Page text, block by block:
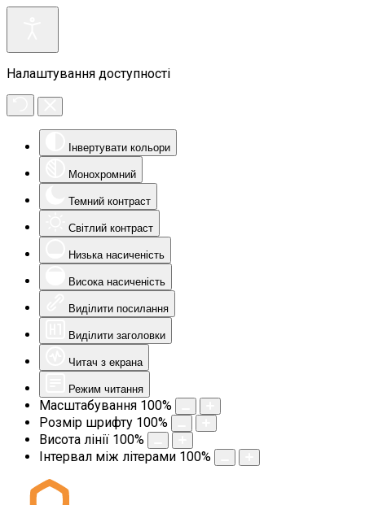
Налаштування доступності
Інвертувати кольори
Монохромний
Темний контраст
Світлий контраст
Низька насиченість
Висока насиченість
Виділити посилання
Виділити заголовки
Читач з екрана
Режим читання
Масштабування 100%
Розмір шрифту 100%
Висота лінії 100%
Інтервал між літерами 100%